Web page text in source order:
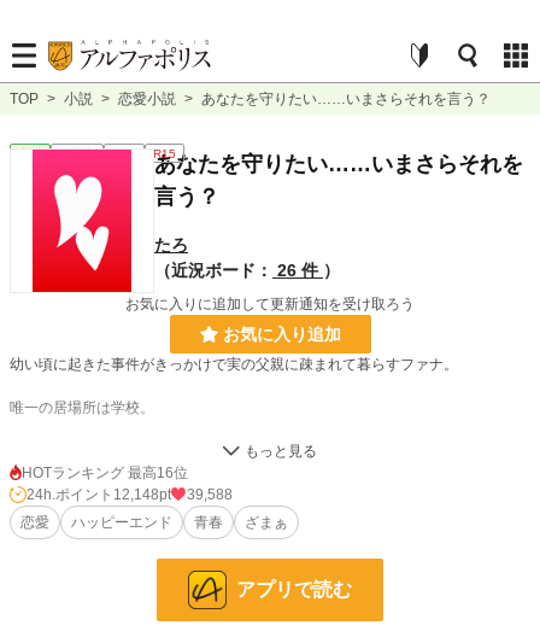
TOP > 小説 > 恋愛小説 > あなたを守りたい……いまさらそれを言う？
恋愛 連載中 長編 R15
あなたを守りたい……いまさらそれを
言う？
たろ
（近況ボード： 26 件 ）
お気に入りに追加して更新通知を受け取ろう
お気に入り追加
幼い頃に起きた事件がきっかけで実の父親に疎まれて暮らすファナ。
唯一の居場所は学校。
毎日、屋敷から学校まで歩いて通う侯爵令嬢を陰で笑う生徒達。
それでも、冷たい空気の中で過ごす屋敷にいるよりはまだマシだった。
ファナに優しくしてくれる教師のゼバウト先生。
嫌がらせをされてあまりにも制服が汚れるので、毎回洗って着替えを用意してお
いてくれる保健室のエリーナ先生。
HOTランキング 最高16位
24h.ポイント 12,148pt
39,588
恋愛
ハッピーエンド 青春 ざまぁ
アプリで読む